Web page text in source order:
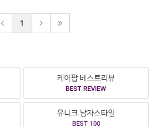
1
케이팝 베스트리뷰
BEST REVIEW
유니크.남자스타일
BEST 100